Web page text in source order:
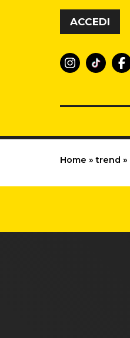
Vai al contenuto
ACCEDI
Home » trend »